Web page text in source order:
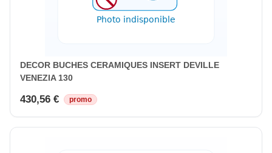
DECOR BUCHES CERAMIQUES INSERT DEVILLE
VENEZIA 130
430,56 € promo